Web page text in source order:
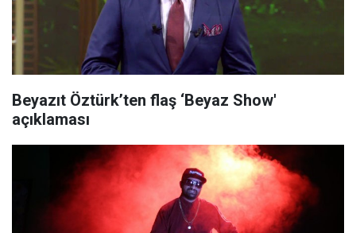
Beyazıt Öztürk’ten flaş ‘Beyaz Show'
açıklaması